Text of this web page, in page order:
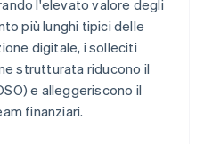
l'elevato valore degli
più lunghi tipici delle
digitale, i solleciti
strutturata riducono il
e alleggeriscono il
finanziari.